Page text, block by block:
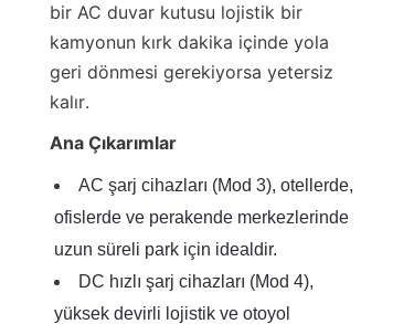
bir AC duvar kutusu lojistik bir
kamyonun kırk dakika içinde yola
geri dönmesi gerekiyorsa yetersiz
kalır.
Ana Çıkarımlar
AC şarj cihazları (Mod 3), otellerde,
ofislerde ve perakende merkezlerinde
uzun süreli park için idealdir.
DC hızlı şarj cihazları (Mod 4),
yüksek devirli lojistik ve otoyol